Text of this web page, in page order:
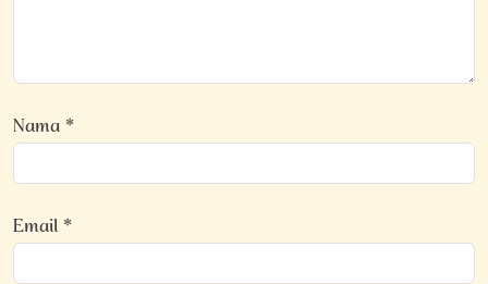
Nama*
Email*